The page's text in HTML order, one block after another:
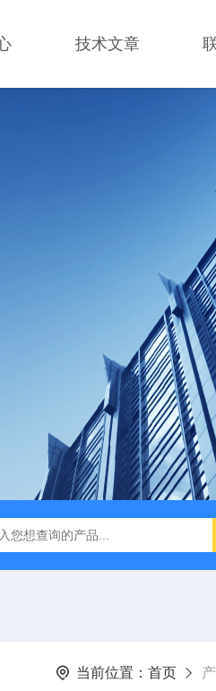
技术文章
密封检测设备
当前位置： 首页